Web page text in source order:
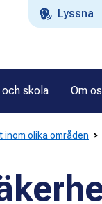
Lyssna
skola Om
olika områden